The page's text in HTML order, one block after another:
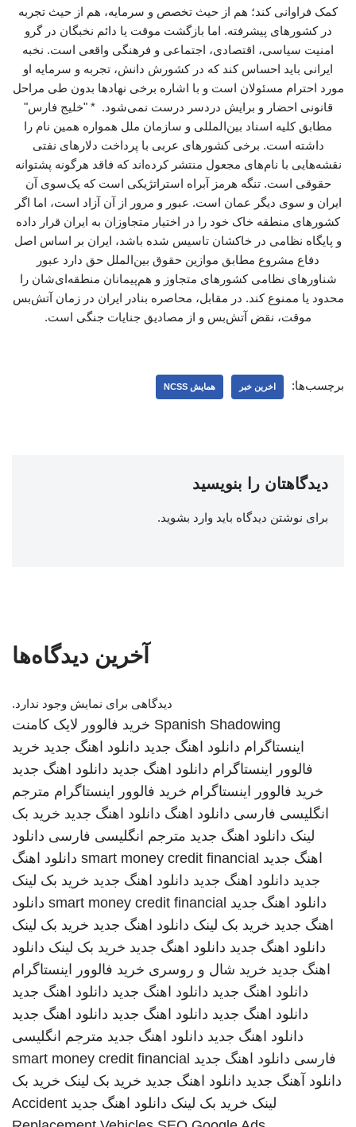
کمک فراوانی کند؛ هم از حیث تخصص و سرمایه، هم از حیث تجربه
در کشورهای پیشرفته. اما بازگشت موقت یا دائم نخبگان در گرو
امنیت سیاسی، اقتصادی، اجتماعی و فرهنگی واقعی است. نخبه
ایرانی باید احساس کند که در کشورش دانش، تجربه و سرمایه او
مورد احترام مسئولان است و با اشاره برخی نهادها بدون طی مراحل
قانونی احضار و برایش دردسر درست نمی‌شود. * "خلیج فارس"
مطابق کلیه اسناد بین‌المللی و سازمان ملل همواره همین نام را
داشته است. برخی کشورهای عربی با پرداخت دلارهای نفتی
نقشه‌هایی با نام‌های مجعول منتشر کرده‌اند که فاقد هرگونه پشتوانه
حقوقی است. تنگه هرمز آبراه استراتژیکی است که یک‌سوی آن
ایران و سوی دیگر عمان است. عبور و مرور از آن آزاد است، اما اگر
کشورهای منطقه خاک خود را در اختیار متجاوزان به ایران قرار داده
و پایگاه نظامی در خاکشان تاسیس شده باشد، ایران بر اساس اصل
دفاع مشروع مطابق موازین حقوق بین‌الملل حق دارد عبور
شناورهای نظامی کشورهای متجاوز و هم‌پیمانان منطقه‌ای‌شان را
محدود یا ممنوع کند. در مقابل، محاصره بنادر ایران در زمان آتش‌بس
موقت، نقض آتش‌بس و از مصادیق جنایات جنگی است.
برچسب‌ها: اخرین خبر همایش NCSS
دیدگاهتان را بنویسید
برای نوشتن دیدگاه باید وارد بشوید.
آخرین دیدگاه‌ها
دیدگاهی برای نمایش وجود ندارد.
Spanish Shadowing خرید فالوور لایک کامنت
اینستاگرام دانلود اهنگ جدید دانلود اهنگ جدید خرید
فالوور اینستاگرام دانلود اهنگ جدید دانلود اهنگ جدید
خرید فالوور اینستاگرام خرید فالوور اینستاگرام مترجم
انگلیسی فارسی دانلود اهنگ دانلود اهنگ جدید خرید بک
لینک دانلود اهنگ جدید مترجم انگلیسی فارسی دانلود
اهنگ جدید smart money credit financial دانلود اهنگ
جدید دانلود اهنگ جدید دانلود اهنگ جدید خرید بک لینک
دانلود اهنگ جدید smart money credit financial دانلود
اهنگ جدید خرید بک لینک دانلود اهنگ جدید خرید بک لینک
دانلود اهنگ جدید دانلود اهنگ جدید خرید بک لینک دانلود
اهنگ جدید خرید شال و روسری خرید فالوور اینستاگرام
دانلود اهنگ جدید دانلود اهنگ جدید دانلود اهنگ جدید
دانلود اهنگ جدید دانلود اهنگ جدید دانلود اهنگ جدید
دانلود اهنگ جدید دانلود اهنگ جدید مترجم انگلیسی
فارسی دانلود اهنگ جدید smart money credit financial
دانلود آهنگ جدید دانلود اهنگ جدید خرید بک لینک خرید بک
لینک خرید بک لینک دانلود اهنگ جدید Accident